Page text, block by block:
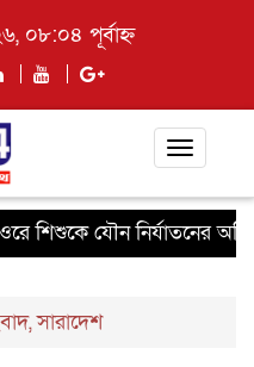
০৮:০৪ পূর্বাহ্ন
Toggle
শিশুকে যৌন নির্যাতনের
,সারাদেশ